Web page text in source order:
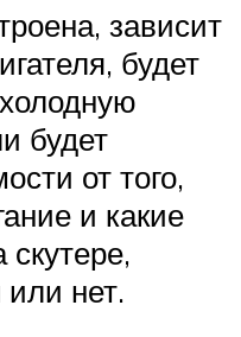
зависит
будет
будет
от того,
и какие
или нет.